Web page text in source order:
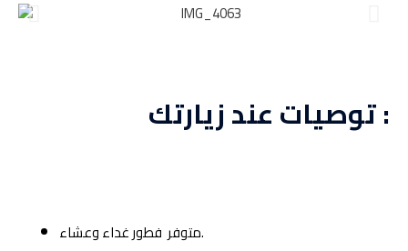
توصيات عند زيارتك :
متوفر فطور غداء وعشاء.